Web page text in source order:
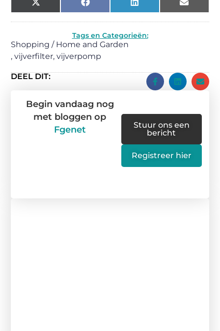
X
(Twitter)
Facebook LinkedIn Email
Tags en Categorieën:
Shopping / Home and Garden
,vijverfilter,vijverpomp
DEEL DIT:
Begin vandaag nog
met bloggen op
Fgenet
Stuur ons een
bericht
Registreer hier